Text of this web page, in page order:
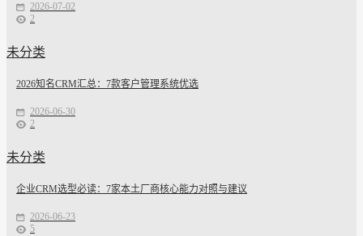
2026-07-02
2
未分类
2026知名CRM汇总：7款客户管理系统优选
2026-06-30
2
未分类
企业CRM选型必读：7家本土厂商核心能力对照与建议
2026-06-23
5